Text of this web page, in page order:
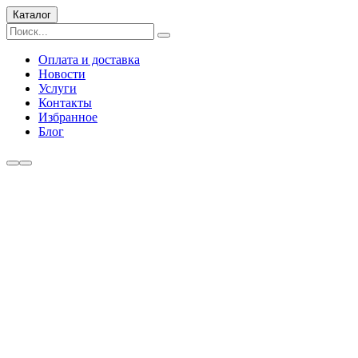
Каталог
Оплата и доставка
Новости
Услуги
Контакты
Избранное
Блог